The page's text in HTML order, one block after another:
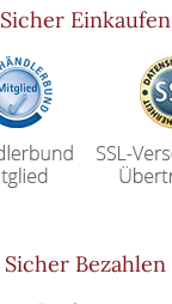
Sicher Einkaufen
Sicher Bezahlen